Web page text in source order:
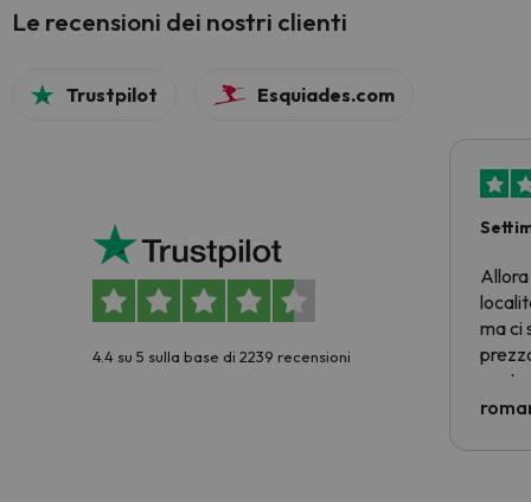
Le recensioni dei nostri clienti
Trustpilot Esquiades.com
4.4 su 5 sulla base di 2239 recensioni
Allora
ma ci